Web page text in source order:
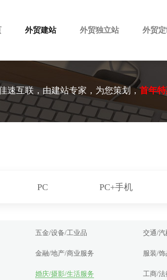
外贸建站 外贸独立站 外贸
速互联，由建站专家，为您策划，首年
PC PC+手机
五金/设备/工业品 交通/汽
金融/地产/商业服务 服装/
婚庆/摄影/生活服务 工商/法